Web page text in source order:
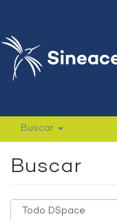
Buscar
Buscar